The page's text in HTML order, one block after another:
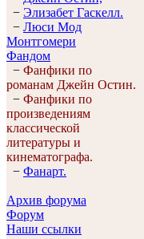
− Элизабет Гaскелл.
− Люси Мод
Монтгомери
Фандом
− Фанфики по
романам Джейн Остин.
− Фанфики по
произведениям
классической
литературы и
кинематографа.
− Фанарт.
Архив форума
Форум
Наши ссылки